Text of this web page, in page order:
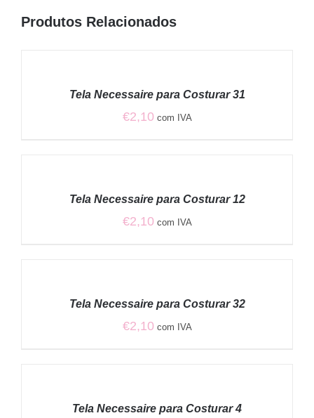
Produtos Relacionados
Tela Necessaire para Costurar 31
€2,10 com IVA
Tela Necessaire para Costurar 12
€2,10 com IVA
Tela Necessaire para Costurar 32
€2,10 com IVA
Tela Necessaire para Costurar 4